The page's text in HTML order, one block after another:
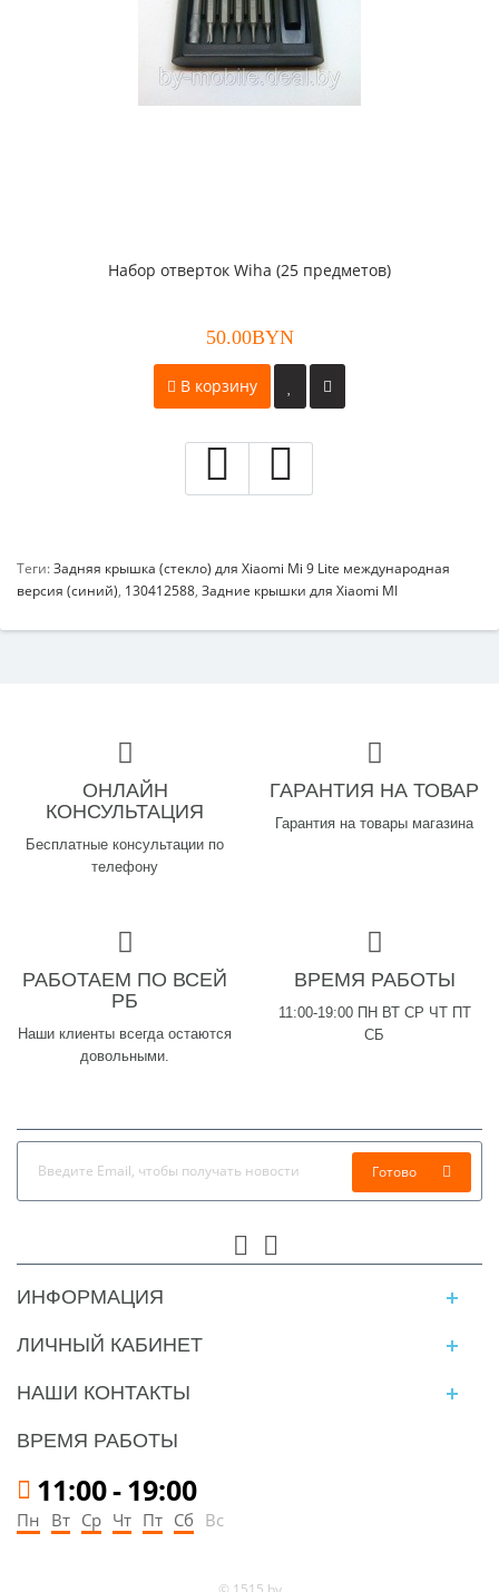
Набор отверток Wiha (25 предметов)
50.00BYN
В корзину
Теги:Задняя крышка (стекло) для Xiaomi Mi 9 Lite международная
версия (синий), 130412588, Задние крышки для Xiaomi MI
ОНЛАЙН
КОНСУЛЬТАЦИЯ
Бесплатные консультации по
телефону
ГАРАНТИЯ НА ТОВАР
Гарантия на товары магазина
РАБОТАЕМ ПО ВСЕЙ
РБ
Наши клиенты всегда остаются
довольными.
ВРЕМЯ РАБОТЫ
11:00-19:00 ПН ВТ СР ЧТ ПТ
СБ
Готово
ИНФОРМАЦИЯ
ЛИЧНЫЙ КАБИНЕТ
НАШИ КОНТАКТЫ
ВРЕМЯ РАБОТЫ
11:00-19:00
Пн Вт Ср Чт Пт Сб Вс